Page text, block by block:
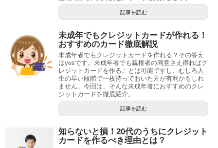
記事を読む
未成年でもクレジットカードが作れる！
おすすめのカード徹底解説
未成年者でもクレジットカードを作れる？その答え
はyesです。未成年者でも親権者の同意さえ得ればク
レジットカードを作ることは可能ですし、むしろ人
生の早い段階で一枚持っておいた方が有利かもしれ
ません。今回は、そんな未成年者におすすめのクレ
ジットカードを徹底紹介。
記事を読む
知らないと損！20代のうちにクレジット
カードを作るべき理由とは？